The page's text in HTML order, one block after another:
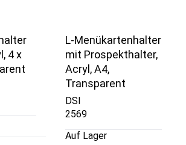
4 x
L-Menükartenhalter
mit Prospekthalter,
Acryl, A4,
Transparent
DSI
2569
Auf Lager